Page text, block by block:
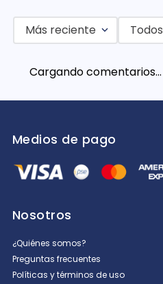
Más reciente Todos
Cargando comentarios…
Medios de pago
Nosotros
¿Quiénes somos?
Preguntas frecuentes
Políticas y términos de uso